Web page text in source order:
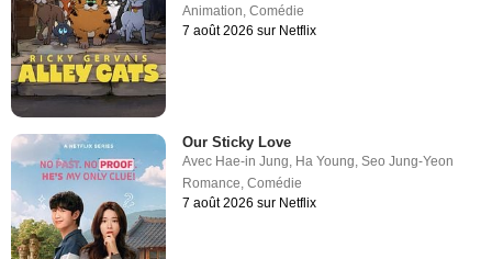
Animation,Comédie
7 août 2026 sur Netflix
Our Sticky Love
Avec Hae-in Jung Ha Young ,Seo Jung-Yeon
Romance ,Comédie
7 août 2026 sur Netflix